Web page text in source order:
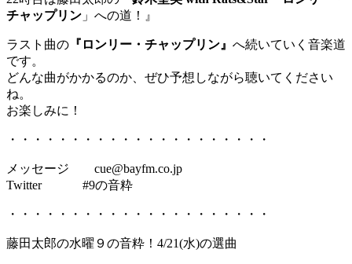
チャップリン 」への道！』
ラスト曲の 『ロンリー・チャップリン』 へ続いていく音楽道
です。
どんな曲がかかるのか、ぜひ予想しながら聴いてください
ね。
お楽しみに！
・・・・・・・・・・・・・・・・・・・・・
メッセージ cue@bayfm.co.jp
Twitter #9の音粋
・・・・・・・・・・・・・・・・・・・・・
藤田太郎の水曜９の音粋！4/21(水)の選曲